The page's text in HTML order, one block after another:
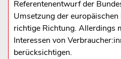
Referentenentwurf der
Umsetzung der
richtige Richtung. Allerdings
Interessen von
berücksichtigen.